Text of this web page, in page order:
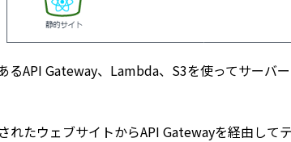
るAPI Gateway、Lambda、S3を使ってサーバ
れたウェブサイトからAPI Gatewayを経由して